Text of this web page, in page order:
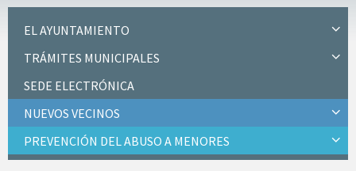
EL AYUNTAMIENTO
TRÁMITES MUNICIPALES
SEDE ELECTRÓNICA
NUEVOS VECINOS
PREVENCIÓN DEL ABUSO A MENORES